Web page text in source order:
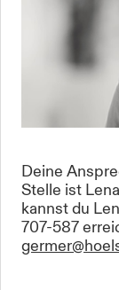
Deine
Stelle ist
kannst du
707-587